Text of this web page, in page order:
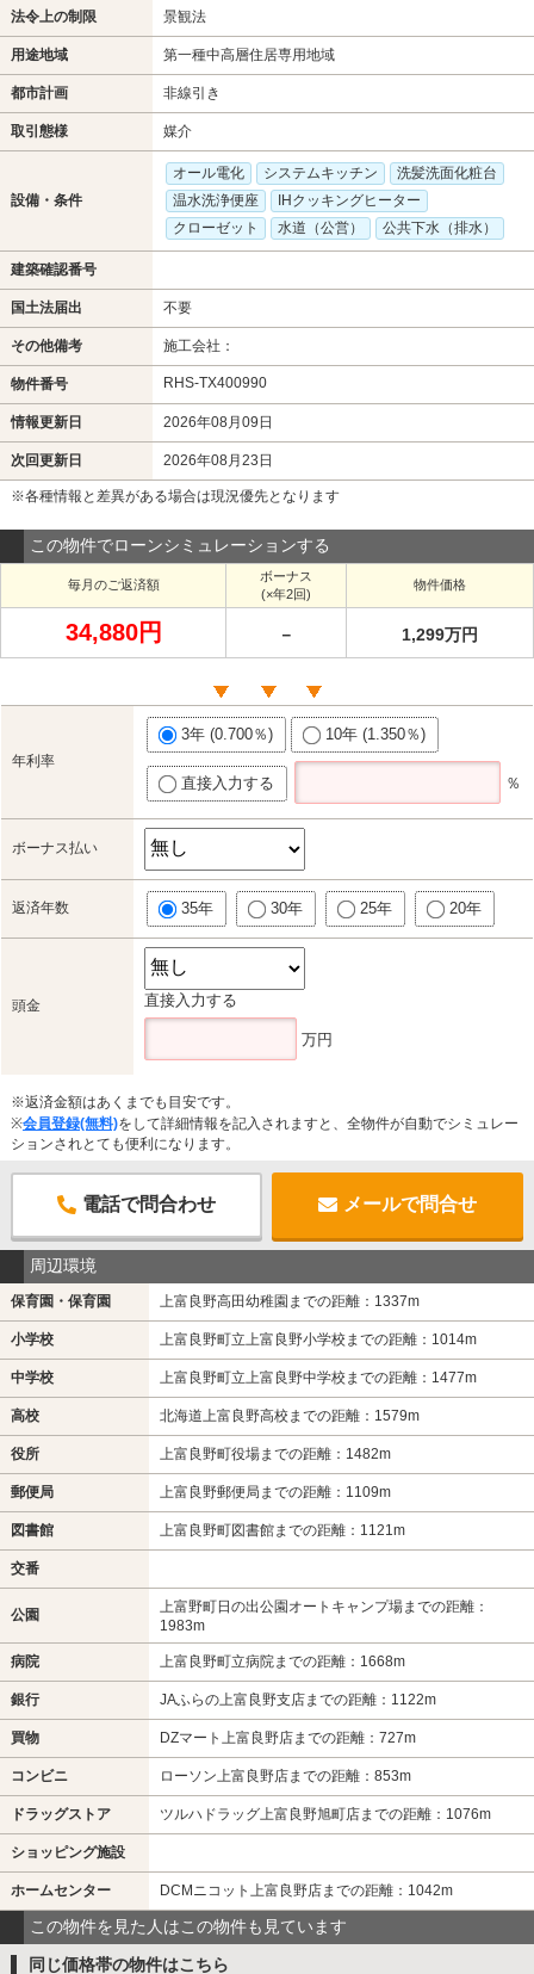
法令上の制限 景観法
用途地域 第一種中高層住居専用地域
都市計画 非線引き
取引態様 媒介
設備・条件
オール電化 システムキッチン
洗髪洗面化粧台
温水洗浄便座
IHクッキングヒーター
クローゼット
水道（公営） 公共下水（排水）
建築確認番号
国土法届出 不要
その他備考 施工会社：
物件番号 RHS-TX400990
情報更新日 2026年08月09日
次回更新日 2026年08月23日
※各種情報と差異がある場合は現況優先となります
この物件でローンシミュレーションする
毎月のご返済額
ボーナス
(×年2回)
物件価格
34,880円 － 1,299万円
年利率
3年 (0.700％) 10年 (1.350％)
直接入力する ％
ボーナス払い
返済年数 35年 30年 25年 20年
頭金 直接入力する
万円
※返済金額はあくまでも目安です。
※会員登録(無料)をして詳細情報を記入されますと、全物件が自動でシミュレー
ションされとても便利になります。
電話で問合わせ メールで問合せ
周辺環境
保育園・保育園 上富良野高田幼稚園までの距離：1337m
小学校 上富良野町立上富良野小学校までの距離：1014m
中学校 上富良野町立上富良野中学校までの距離：1477m
高校 北海道上富良野高校までの距離：1579m
役所 上富良野町役場までの距離：1482m
郵便局 上富良野郵便局までの距離：1109m
図書館 上富良野町図書館までの距離：1121m
交番
公園
上富野町日の出公園オートキャンプ場までの距離：
1983m
病院 上富良野町立病院までの距離：1668m
銀行 JAふらの上富良野支店までの距離：1122m
買物 DZマート上富良野店までの距離：727m
コンビニ ローソン上富良野店までの距離：853m
ドラッグストア ツルハドラッグ上富良野旭町店までの距離：1076m
ショッピング施設
ホームセンター DCMニコット上富良野店までの距離：1042m
この物件を見た人はこの物件も見ています
同じ価格帯の物件はこちら